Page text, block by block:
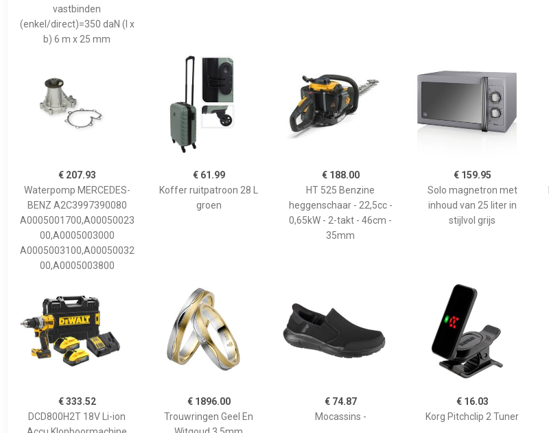
vastbinden
(enkel/direct)=350 daN (l x
b) 6 m x 25 mm
€ 207.93
Waterpomp MERCEDES-
BENZ A2C3997390080
A0005001700,A00050023
00,A0005003000
A0005003100,A00050032
00,A0005003800
€ 61.99
Koffer ruitpatroon 28 L
groen
€ 188.00
HT 525 Benzine
heggenschaar - 22,5cc -
0,65kW - 2-takt - 46cm -
35mm
€ 159.95
Solo magnetron met
inhoud van 25 liter in
stijlvol grijs
€ 333.52
DCD800H2T 18V Li-ion
€ 1896.00
Trouwringen Geel En
€ 74.87
Mocassins -
€ 16.03
Korg Pitchclip 2 Tuner